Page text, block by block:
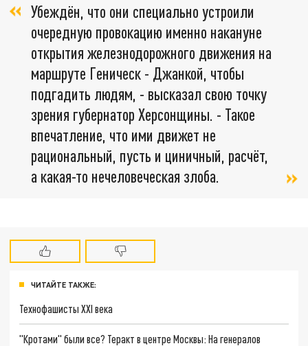
Убеждён, что они специально устроили
очередную провокацию именно накануне
открытия железнодорожного движения на
маршруте Геническ - Джанкой, чтобы
подгадить людям, - высказал свою точку
зрения губернатор Херсонщины. - Такое
впечатление, что ими движет не
рациональный, пусть и циничный, расчёт,
а какая-то нечеловеческая злоба.
ЧИТАЙТЕ ТАКЖЕ:
Технофашисты XXI века
"Кротами" были все? Теракт в центре Москвы: На генералов